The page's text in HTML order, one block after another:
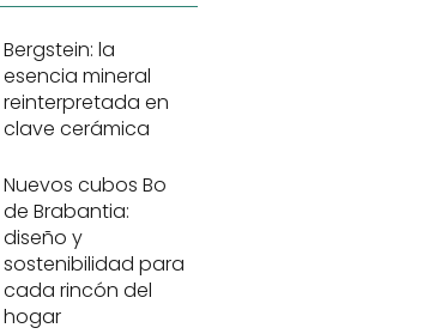
Bergstein: la
esencia mineral
reinterpretada en
clave cerámica
Nuevos cubos Bo
de Brabantia:
diseño y
sostenibilidad para
cada rincón del
hogar